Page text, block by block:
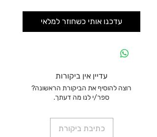
עדכנו אותי כשחוזר למלאי
עדיין אין ביקורות
רוצה להוסיף את הביקורת הראשונה?
ספר/י לנו מה דעתך.
כתיבת ביקורת